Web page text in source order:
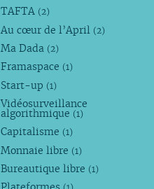
TAFTA (2)
Au cœur de l’April (2)
Ma Dada (2)
Framaspace (1)
Start-up (1)
Vidéosurveillance
algorithmique (1)
Capitalisme (1)
Monnaie libre (1)
Bureautique libre (1)